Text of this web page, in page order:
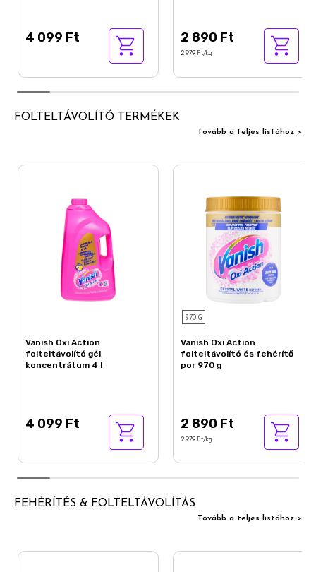
4 099 Ft 2 890 Ft
2 979 Ft/kg
FOLTELTÁVOLÍTÓ TERMÉKEK
Tovább a teljes listához >
Vanish Oxi Action
folteltávolító gél
koncentrátum 4 l
4 099 Ft
970 G
Vanish Oxi Action
folteltávolító és fehérítő
por 970 g
2 890 Ft
2 979 Ft/kg
FEHÉRÍTÉS & FOLTELTÁVOLÍTÁS
Tovább a teljes listához >